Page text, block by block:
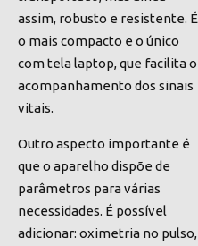
assim, robusto e resistente. É
o mais compacto e o único
com tela laptop, que facilita o
acompanhamento dos sinais
vitais.
Outro aspecto importante é
que o aparelho dispõe de
parâmetros para várias
necessidades. É possível
adicionar: oximetria no pulso,